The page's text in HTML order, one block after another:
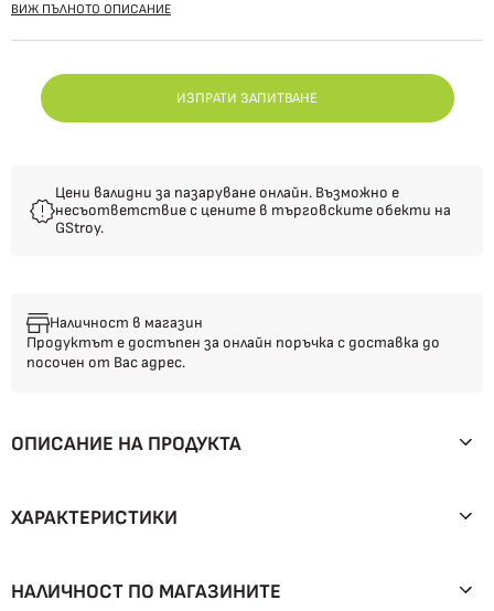
Наличност в магазин
Продуктът е достъпен за онлайн поръчка с доставка до
посочен от Вас адрес.
ВИЖ ПЪЛНОТО ОПИСАНИЕ
ИЗПРАТИ ЗАПИТВАНЕ
Цени валидни за пазаруване онлайн. Възможно е
несъответствие с цените в търговските обекти на
GStroy.
ОПИСАНИЕ НА ПРОДУКТА
ХАРАКТЕРИСТИКИ
НАЛИЧНОСТ ПО МАГАЗИНИТЕ